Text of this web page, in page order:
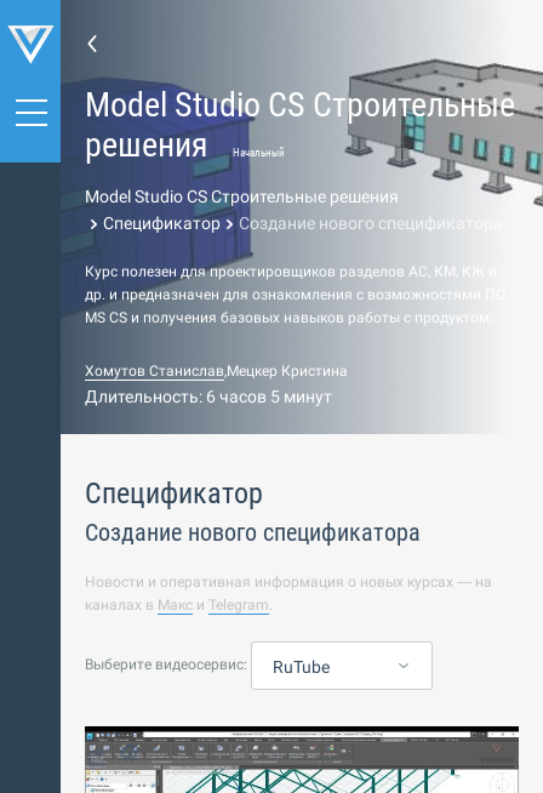
Model Studio CS Строительные
решения
Начальный
Model Studio CS Строительные решения
Спецификатор
Создание нового спецификатора
Курс полезен для проектировщиков разделов АС, КМ, КЖ и
др. и предназначен для ознакомления с возможностями ПО
МS СS и получения базовых навыков работы c продуктом.
Хомутов Станислав,Мецкер Кристина
Длительность: 6 часов 5 минут
Спецификатор
Создание нового спецификатора
Новости и оперативная информация о новых курсах — на
каналах в Макс и Telegram.
Выберите видеосервис: RuTube